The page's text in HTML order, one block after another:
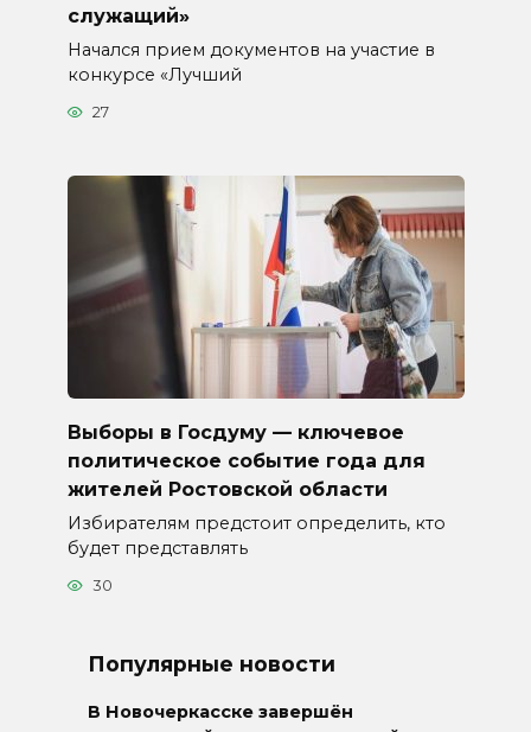
служащий»
Начался прием документов на участие в
конкурсе «Лучший
27
Выборы в Госдуму — ключевое
политическое событие года для
жителей Ростовской области
Избирателям предстоит определить, кто
будет представлять
30
Популярные новости
В Новочеркасске завершён